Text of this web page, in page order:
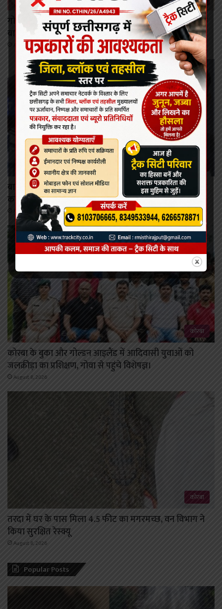
गोढ़ी राखड़ डैम में ग्रामीणों का धरना, एसडीएम की समझाइश के
बाद समाप्त
August 8, 2026
कोरबा
बालको विस्तार से कोरबा बनेगा एल्युमिनियम डाउनस्ट्रीम उद्योगों
का प्रमुख केंद्र।
August 8, 2026
कोरबा
कोरबा के बुका और गोल्डन आइलैंड में आदिवासी युवाओं को
जलक्रीड़ा का प्रशिक्षण, गोवा से पहुंचे विशेषज्ञ।
August 8, 2026
कोरबा
तरदा में घर के पास मिला 4.5 फीट का मगरमच्छ, वन विभाग ने
किया सुरक्षित रेस्क्यू
August 8, 2026
Popular Posts